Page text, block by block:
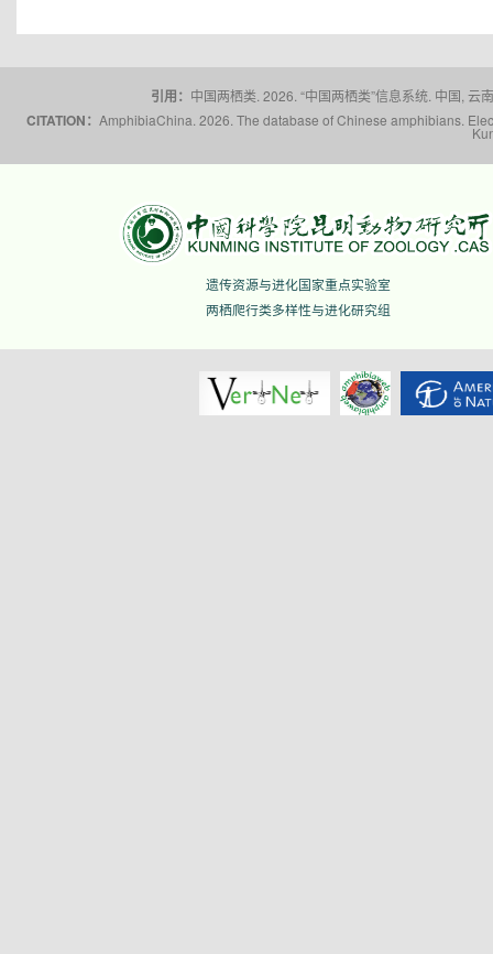
引用： 中国两栖类. 2026. “中国两栖类”信息系统. 中国,
CITATION： AmphibiaChina. 2026. The database of Chinese amphibians.
遗传资源与进化国家重点实验室
两栖爬行类多样性与进化研究组